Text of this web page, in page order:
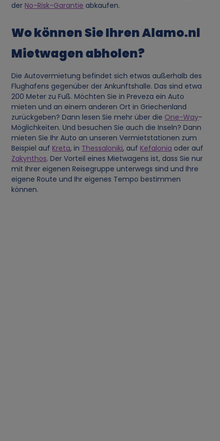
der No-Risk-Garantie abkaufen.
Wo können Sie Ihren Alamo.nl
Mietwagen abholen?
Die Autovermietung befindet sich etwas außerhalb des
Flughafens gegenüber der Ankunftshalle. Das sind etwa
200 Meter zu Fuß. Möchten Sie in Preveza ein Auto
mieten und an einem anderen Ort in Griechenland
zurückgeben? Dann lesen Sie mehr über die One-Way-
Möglichkeiten. Und besuchen Sie auch die Inseln? Dann
mieten Sie Ihr Auto an unseren Vermietstationen zum
Beispiel auf Kreta, in Thessaloniki, auf Kefalonia oder auf
Zakynthos. Der Vorteil eines Mietwagens ist, dass Sie nur
mit Ihrer eigenen Reisegruppe unterwegs sind und Ihre
eigene Route und Ihr eigenes Tempo bestimmen
können.
u
n
g
v
o
n
p
e